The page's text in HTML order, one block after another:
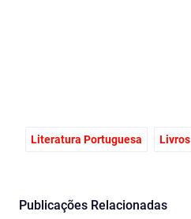
Literatura Portuguesa Livros
Publicações Relacionadas